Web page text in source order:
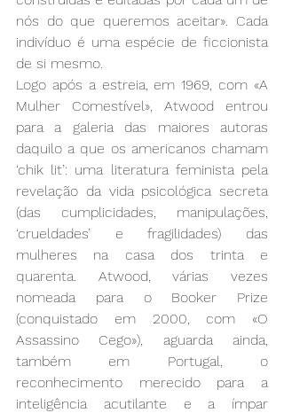
nós do que queremos aceitar». Cada
indivíduo é uma espécie de ficcionista
de si mesmo.
Logo após a estreia, em 1969, com «A
Mulher Comestível», Atwood entrou
para a galeria das maiores autoras
daquilo a que os americanos chamam
‘chik lit’: uma literatura feminista pela
revelação da vida psicológica secreta
(das cumplicidades, manipulações,
‘crueldades’ e fragilidades) das
mulheres na casa dos trinta e
quarenta. Atwood, várias vezes
nomeada para o Booker Prize
(conquistado em 2000, com «O
Assassino Cego»), aguarda ainda,
também em Portugal, o
reconhecimento merecido para a
inteligência acutilante e a ímpar